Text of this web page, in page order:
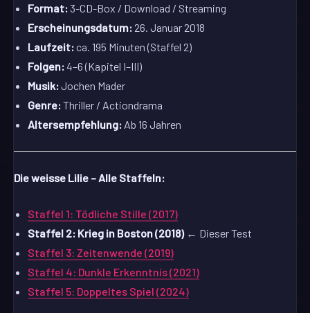
Format:3-CD-Box / Download / Streaming
Erscheinungsdatum: 26. Januar 2018
Laufzeit:ca. 195 Minuten (Staffel 2)
Folgen:4–6 (Kapitel I–III)
Musik:Jochen Mader
Genre:Thriller / Actiondrama
Altersempfehlung: Ab 16 Jahren
Die weisse Lilie – Alle Staffeln:
Staffel 1: Tödliche Stille (2017)
Staffel 2: Krieg in Boston (2018)← Dieser Test
Staffel 3: Zeitenwende (2019)
Staffel 4: Dunkle Erkenntnis (2021)
Staffel 5: Doppeltes Spiel (2024)